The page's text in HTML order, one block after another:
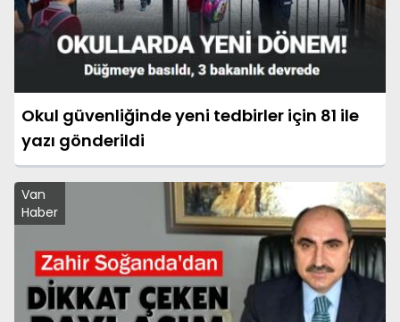
Okul güvenliğinde yeni tedbirler için 81 ile
yazı gönderildi
Van
Haber